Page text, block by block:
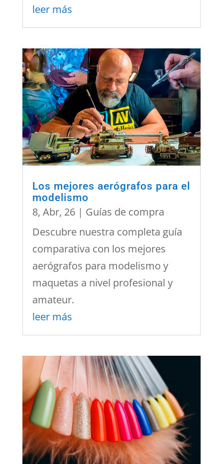
leer más
Los mejores aerógrafos para el
modelismo
8, Abr, 26| Guías de compra
Descubre nuestra completa guía
comparativa con los mejores
aerógrafos para modelismo y
maquetas a nivel profesional y
amateur.
leer más